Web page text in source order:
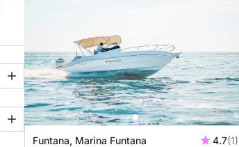
Funtana, Marina Funtana 4.7(1)